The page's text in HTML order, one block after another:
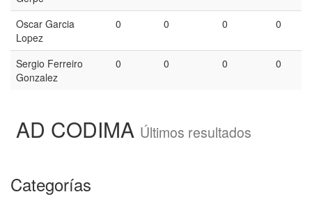
Oscar Garcia
Lopez
0 0 0 0
Sergio Ferreiro
Gonzalez
0 0 0 0
AD CODIMA Últimos resultados
Categorías